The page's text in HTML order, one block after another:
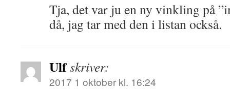
Tja, det var ju en ny vinkling på
då, jag tar med den i listan också.
Ulfskriver:
2017 1 oktober kl. 16:24